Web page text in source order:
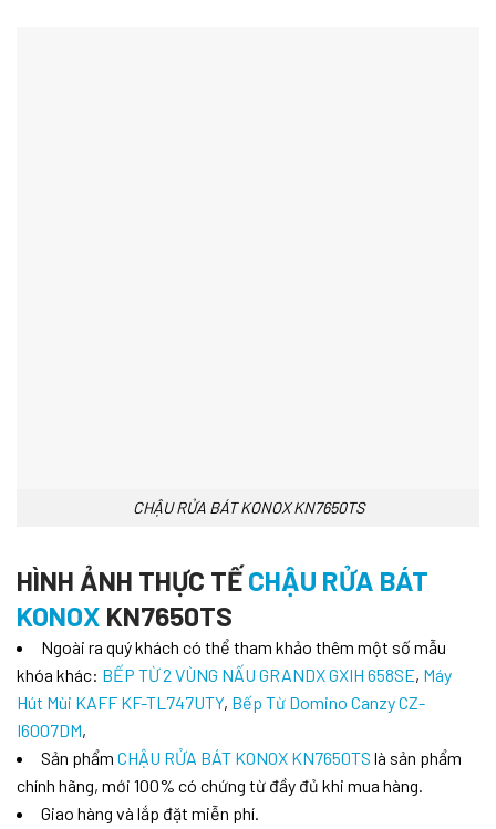
CHẬU RỬA BÁT KONOX KN7650TS
HÌNH ẢNH THỰC TẾ CHẬU RỬA BÁT
KONOX KN7650TS
Ngoài ra quý khách có thể tham khảo thêm một số mẫu
khóa khác: BẾP TỪ 2 VÙNG NẤU GRANDX GXIH 658SE, Máy
Hút Mùi KAFF KF-TL747UTY, Bếp Từ Domino Canzy CZ-
I6007DM,
Sản phẩm CHẬU RỬA BÁT KONOX KN7650TS là sản phẩm
chính hãng, mới 100% có chứng từ đầy đủ khi mua hàng.
Giao hàng và lắp đặt miễn phí.